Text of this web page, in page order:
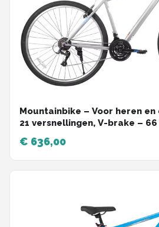
Mountainbike – Voor heren
21 versnellingen, V-brake –
wielen, grijs, hoogwaardig
€ 636,00